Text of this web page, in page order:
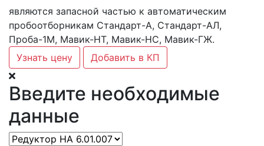
являются запасной частью к автоматическим
пробоотборникам Стандарт-А, Стандарт-АЛ,
Проба-1М, Мавик-НТ, Мавик-НС, Мавик-ГЖ.
Узнать цену
Добавить в КП
Введите необходимые
данные